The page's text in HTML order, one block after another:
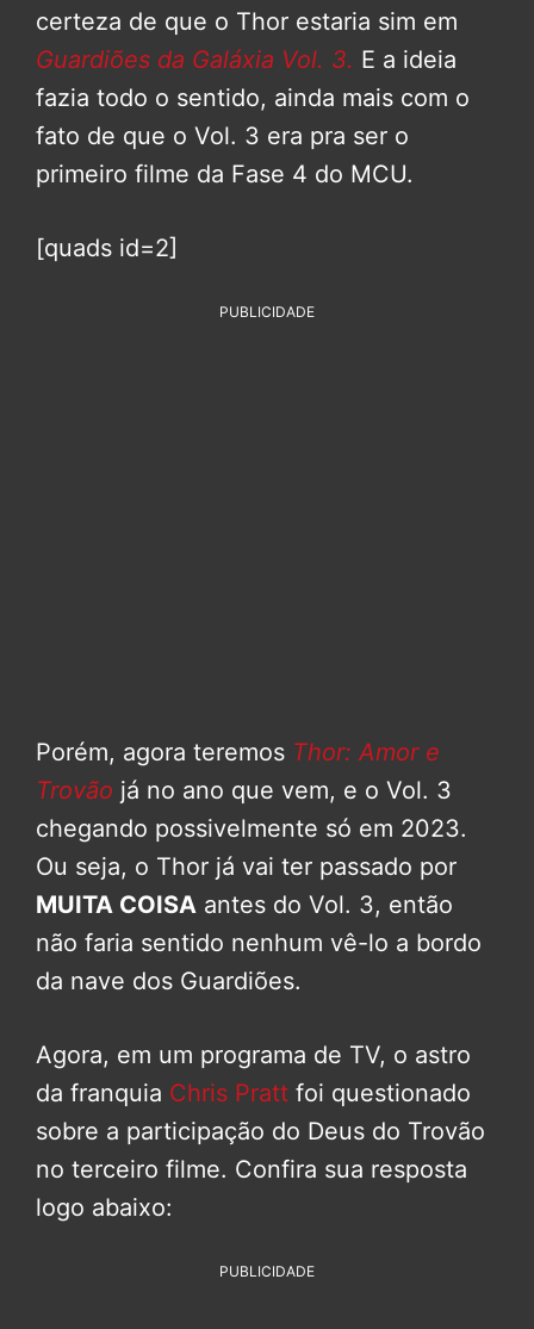
certeza de que o Thor estaria sim em
Guardiões da Galáxia Vol. 3. E a ideia
fazia todo o sentido, ainda mais com o
fato de que o Vol. 3 era pra ser o
primeiro filme da Fase 4 do MCU.
[quads id=2]
PUBLICIDADE
Porém, agora teremos Thor: Amor e
Trovão já no ano que vem, e o Vol. 3
chegando possivelmente só em 2023.
Ou seja, o Thor já vai ter passado por
MUITA COISA antes do Vol. 3, então
não faria sentido nenhum vê-lo a bordo
da nave dos Guardiões.
Agora, em um programa de TV, o astro
da franquia Chris Pratt foi questionado
sobre a participação do Deus do Trovão
no terceiro filme. Confira sua resposta
logo abaixo:
PUBLICIDADE